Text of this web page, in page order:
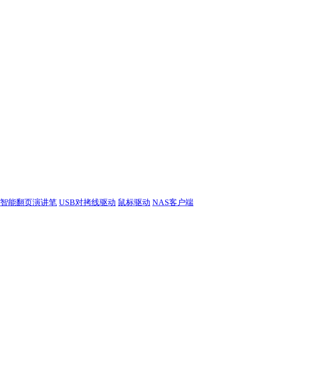
智能翻页演讲笔 USB对拷线驱动 鼠标驱动 NAS客户端